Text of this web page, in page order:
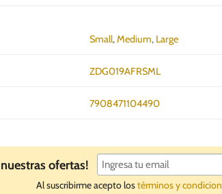
Small,Medium, Large
ZDG019AFRSML
7908471104490
ofertas!
Al suscribirme acepto lostérminos y